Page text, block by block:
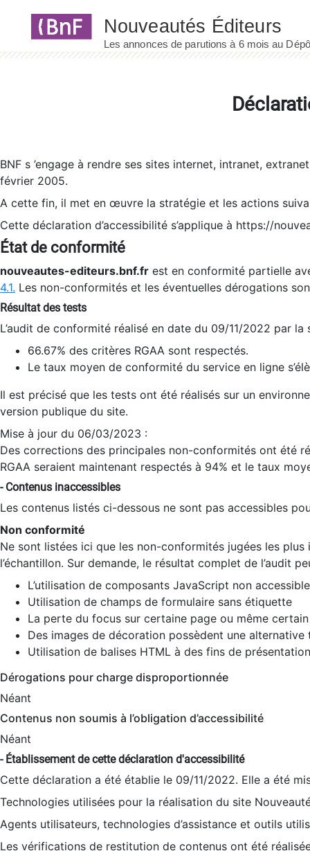
BNF s ’engage à rendre ses sites internet, intranet,
février 2005.
A cette fin, il met en œuvre la stratégie et les actions
Cette déclaration d’accessibilité s’applique à https://
État de conformité
nouveautes-editeurs.bnf.fr est en conformité partielle
4.1. Les non-conformités et les éventuelles dérogations
Résultat des tests
L’audit de conformité réalisé en date du 09/11/2022 par
66.67% des critères RGAA sont respectés.
Le taux moyen de conformité du service en ligne
Il est précisé que les tests ont été réalisés sur un
version publique du site.
Mise à jour du 06/03/2023 :
Des corrections des principales non-conformités ont été
RGAA seraient maintenant respectés à 94% et le taux
- Contenus inaccessibles
Les contenus listés ci-dessous ne sont pas accessibles
Non conformité
Ne sont listées ici que les non-conformités jugées les
l’échantillon. Sur demande, le résultat complet de l’audit
L’utilisation de composants JavaScript non
Utilisation de champs de formulaire sans étiquette
La perte du focus sur certaine page ou même
Des images de décoration possèdent une alternative
Utilisation de balises HTML à des fins de
Dérogations pour charge disproportionnée
Néant
Contenus non soumis à l’obligation d’accessibilité
Néant
- Établissement de cette déclaration d'accessibilité
Cette déclaration a été établie le 09/11/2022. Elle a été
Technologies utilisées pour la réalisation du site
Agents utilisateurs, technologies d’assistance et outils
Les vérifications de restitution de contenus ont été